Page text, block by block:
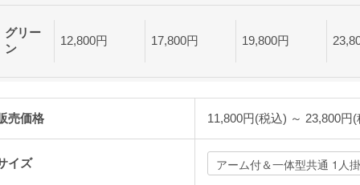
売価格 11,800円(税込) ～ 23,800円
イズ